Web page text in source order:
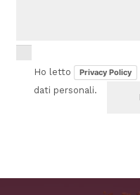
Ho letto Privacy Policy
dati personali.